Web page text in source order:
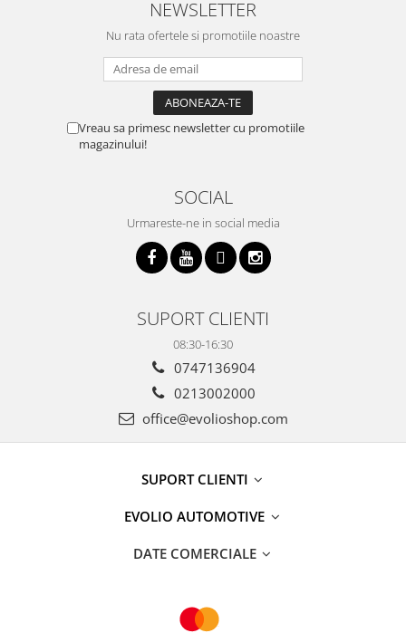
NEWSLETTER
Nu rata ofertele si promotiile noastre
Vreau sa primesc newsletter cu promotiile
magazinului!
SOCIAL
Urmareste-ne in social media
SUPORT CLIENTI
08:30-16:30
0747136904
0213002000
office@evolioshop.com
SUPORT CLIENTI
EVOLIO AUTOMOTIVE
DATE COMERCIALE